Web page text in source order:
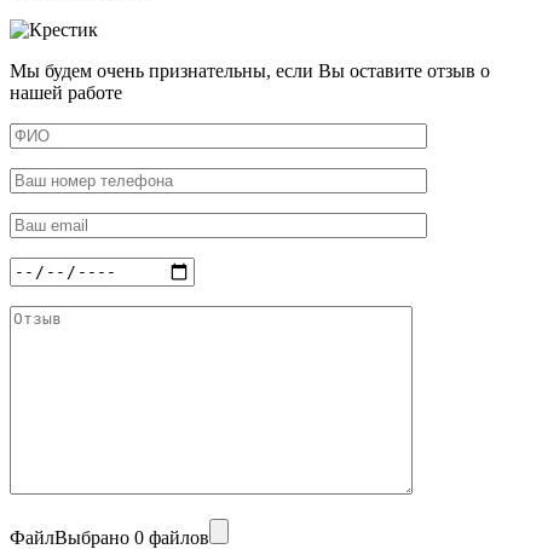
Мы будем очень признательны, если Вы оставите отзыв о
нашей работе
ФайлВыбрано 0 файлов